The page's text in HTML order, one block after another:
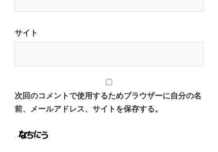
サイト
次回のコメントで使用するためブラウザーに自分の名
前、メールアドレス、サイトを保存する。